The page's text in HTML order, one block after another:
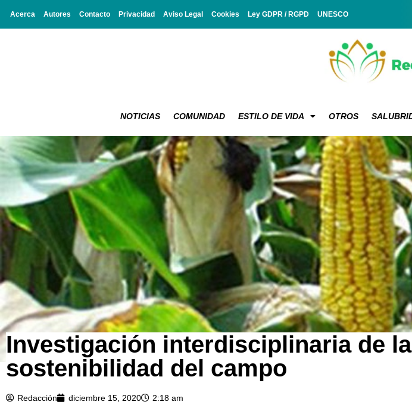
Acerca Autores Contacto Privacidad Aviso Legal Cookies Ley GDPR / RGPD UNESCO
NOTICIAS COMUNIDAD ESTILO DE VIDA OTROS
Investigación interdisciplinaria de
sostenibilidad del campo
Redacción diciembre 15, 2020 2:18 am